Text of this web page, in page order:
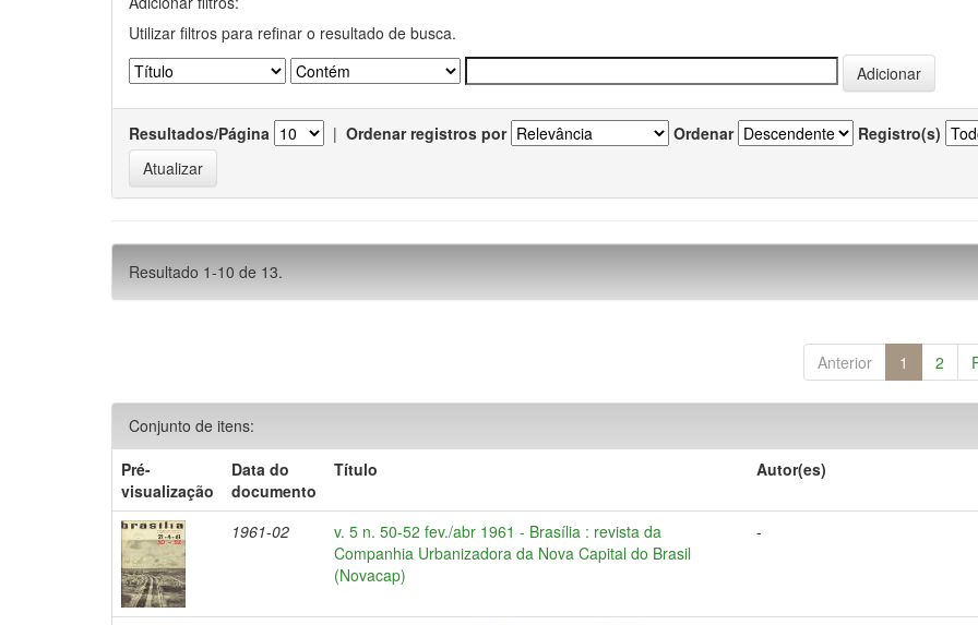
Utilizar filtros para refinar o resultado de busca.
Resultados/Página | Ordenar registros por Ordenar Registro(s)
Resultado 1-10 de 13.
Anterior 1 2
Conjunto de itens:
Pré-
visualização
Data do
documento
Título Autor(es)
1961-02
v. 5 n. 50-52 fev./abr 1961 - Brasília : revista da
Companhia Urbanizadora da Nova Capital do Brasil
(Novacap)
-